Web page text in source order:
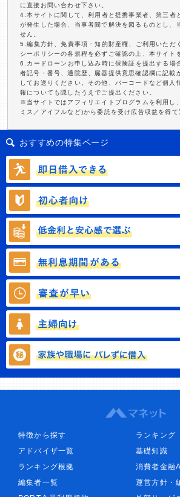
に直接お問い合わせ下さい。
4.本サイトに関して、利用者と提携事業者、第三者
が発生した場合、当事者間で解決を図るものとし、
せん。
5.編集方針、免責事項・知的財産権、ご利用いただ
シーポリシーの各規程を必ずご確認の上、本サイト
6.カードローンお申し込み時に保険証を提出する場
者記号・番号、通院歴、臓器提供意思確認欄に記載
してお送りください。その他、バーコードなど個人
報についても隠したうえでご提出ください。
※当サイトではアフィリエイトプログラムを利用し
ミス／アイフルなど)から委託を受け広告収益を得て
おすすめの特集ページ
特徴から探す
ランキング
アドバイザ一覧
基礎知識
ランキング根拠
消費者金融
編集者一覧
運営方針・